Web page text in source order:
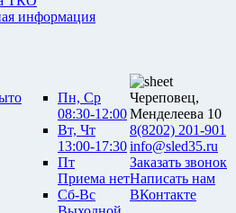
информация
Пн, Ср
08:30-12:00
Вт, Чт
13:00-17:30
Пт
Приема нет
Сб-Вс
Череповец,
Менделеева 10
8(8202) 201-901
info@sled35.ru
Заказать звонок
Написать нам
ВКонтакте